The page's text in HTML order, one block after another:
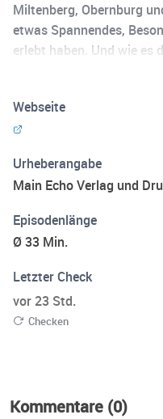
Miltenberg, Obernburg
etwas Spannendes,
erlebt haben. Und wie es
Interessantes zu
und Podcast-Host Julie
statt Schwartemagen?"
Medienhaus Main-Echo
Webseite
Urheberangabe
Main Echo Verlag und
Episodenlänge
Ø 33 Min.
Letzter Check
vor 23 Std.
Checken
Kommentare (0)